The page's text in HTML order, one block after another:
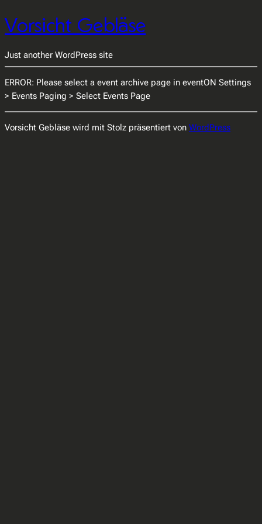
Vorsicht Gebläse
Just another WordPress site
ERROR: Please select a event archive page in eventON Settings
> Events Paging > Select Events Page
Vorsicht Gebläse wird mit Stolz präsentiert von WordPress